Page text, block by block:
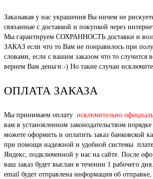
Заказывая у нас украшения Вы ничем не
связанные с доставкой и покупкой через
Мы гарантируем СОХРАННОСТЬ доставки и
ЗАКАЗ если что то Вам не понравилось при
словами, если с вашим заказом что то случится
вернем Вам деньги:-) Но такие случаи
ОПЛАТА ЗАКАЗА
Мы принимаем оплату исключительно
вам в установленном законодательством
можете оформить и оплатить заказ банковской
при помощи надежной и удобной системы
Яндекс, подключенной у нас на сайте. После
ваш заказ будет выслан в течении 1 рабочего
email будет отправлена информация об